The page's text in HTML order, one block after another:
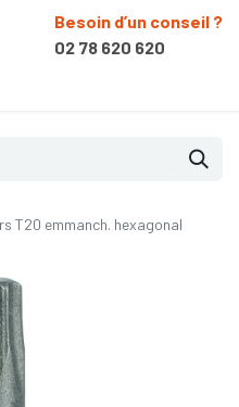
Besoin d’un conseil ?
02 78 620 620
T20 emmanch. hexagonal